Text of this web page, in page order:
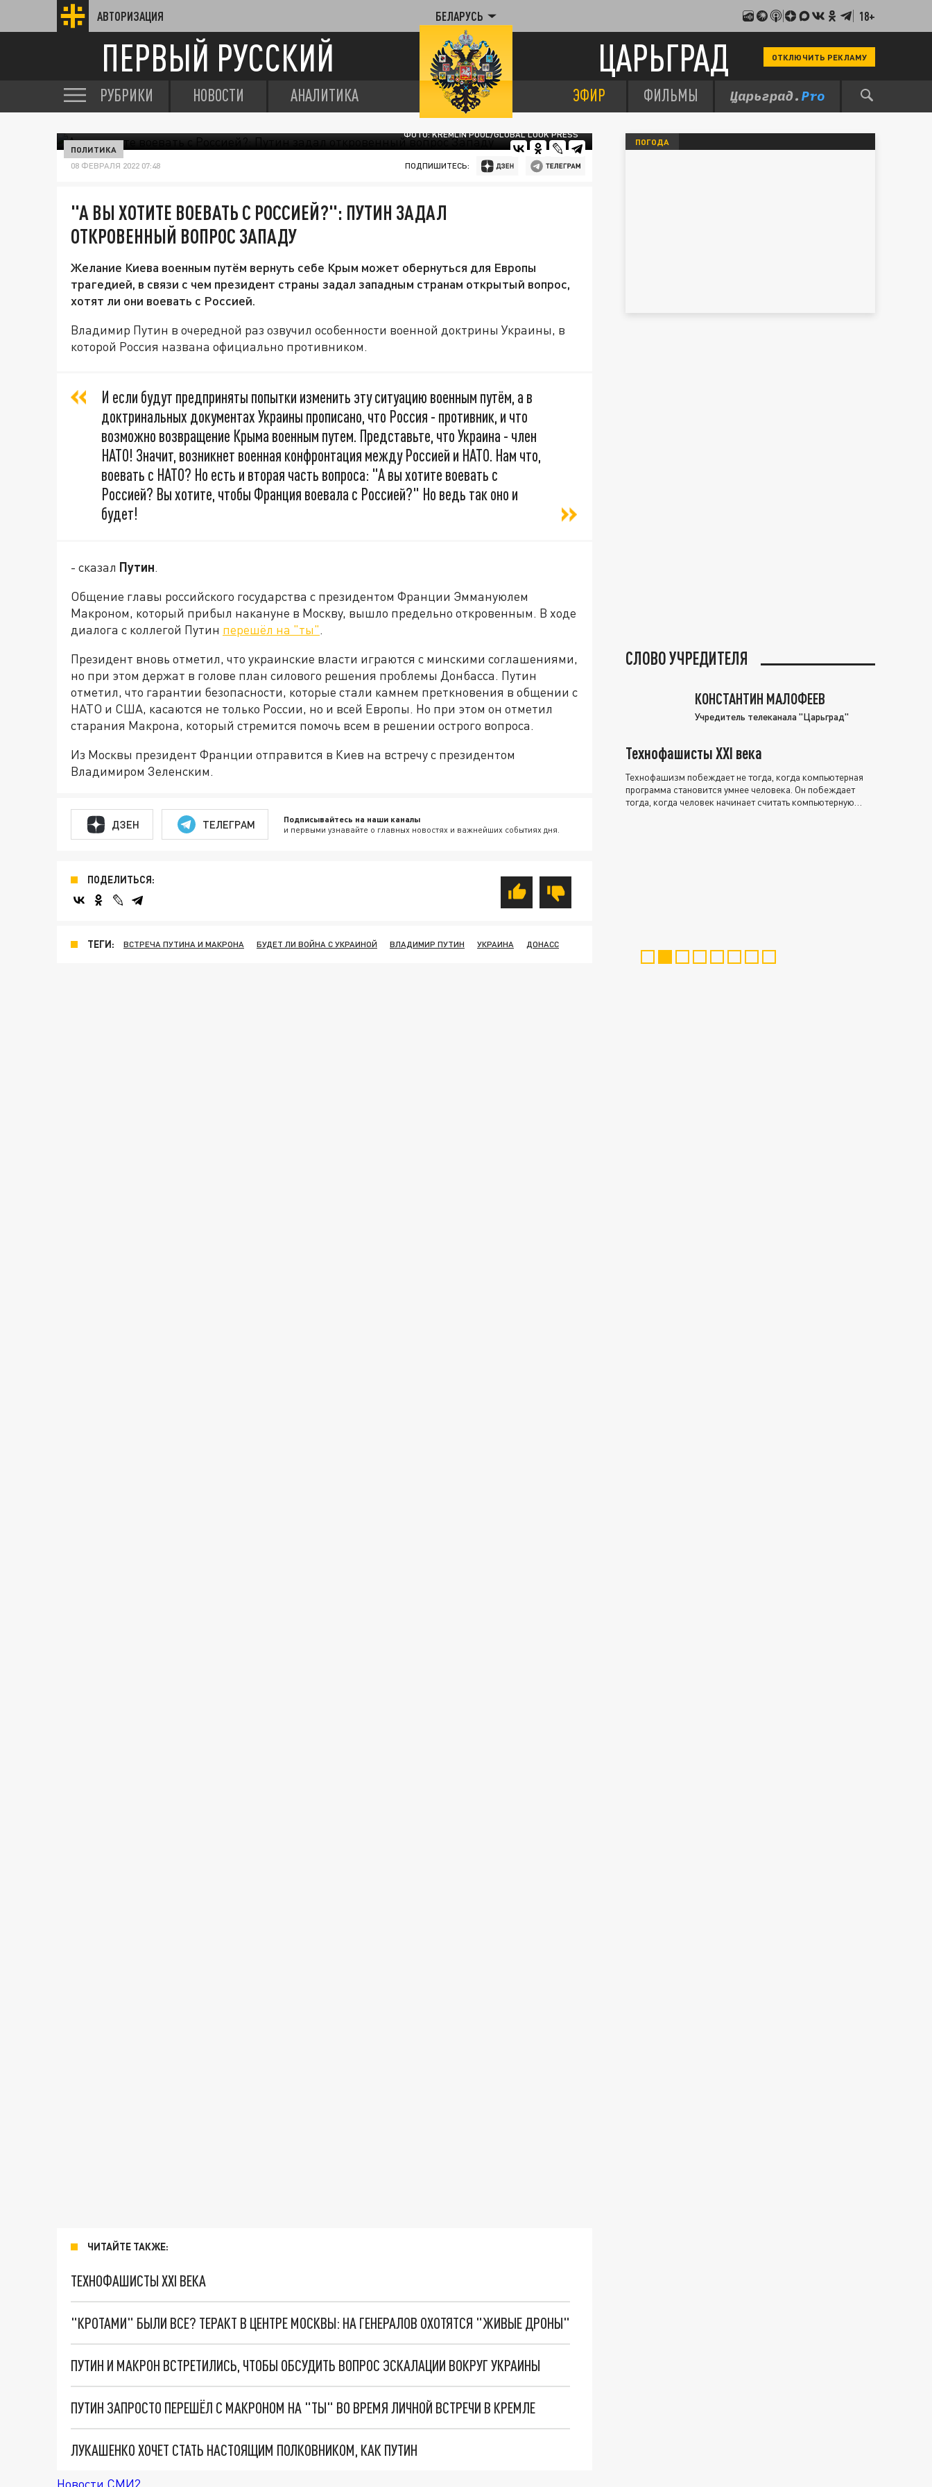
АВТОРИЗАЦИЯ БЕЛАРУСЬ 18+
ПЕРВЫЙ РУССКИЙ ЦАРЬГРАД ОТКЛЮЧИТЬ РЕКЛАМУ
РУБРИКИ НОВОСТИ АНАЛИТИКА ЭФИР ФИЛЬМЫ
ФОТО: KREMLIN POOL/GLOBAL LOOK PRESS
ПОЛИТИКА
08 ФЕВРАЛЯ 2022 07:48 ПОДПИШИТЕСЬ:
"А ВЫ ХОТИТЕ ВОЕВАТЬ С РОССИЕЙ?": ПУТИН ЗАДАЛ
ОТКРОВЕННЫЙ ВОПРОС ЗАПАДУ
Желание Киева военным путём вернуть себе Крым может обернуться для Европы
трагедией, в связи с чем президент страны задал западным странам открытый вопрос,
хотят ли они воевать с Россией.
Владимир Путин в очередной раз озвучил особенности военной доктрины Украины, в
которой Россия названа официально противником.
И если будут предприняты попытки изменить эту ситуацию военным путём, а в
доктринальных документах Украины прописано, что Россия - противник, и что
возможно возвращение Крыма военным путем. Представьте, что Украина - член
НАТО! Значит, возникнет военная конфронтация между Россией и НАТО. Нам что,
воевать с НАТО? Но есть и вторая часть вопроса: "А вы хотите воевать с
Россией? Вы хотите, чтобы Франция воевала с Россией?" Но ведь так оно и
будет!
- сказал Путин.
Общение главы российского государства с президентом Франции Эммануюлем
Макроном, который прибыл накануне в Москву, вышло предельно откровенным. В ходе
диалога с коллегой Путин перешёл на "ты".
Президент вновь отметил, что украинские власти играются с минскими соглашениями,
но при этом держат в голове план силового решения проблемы Донбасса. Путин
отметил, что гарантии безопасности, которые стали камнем преткновения в общении с
НАТО и США, касаются не только России, но и всей Европы. Но при этом он отметил
старания Макрона, который стремится помочь всем в решении острого вопроса.
Из Москвы президент Франции отправится в Киев на встречу с президентом
Владимиром Зеленским.
ДЗЕН ТЕЛЕГРАМ Подписывайтесь на наши каналы
и первыми узнавайте о главных новостях и важнейших событиях дня.
ПОДЕЛИТЬСЯ:
ТЕГИ: ВСТРЕЧА ПУТИНА И МАКРОНА БУДЕТ ЛИ ВОЙНА С УКРАИНОЙ ВЛАДИМИР ПУТИН УКРАИНА ДОНАСС
ЧИТАЙТЕ ТАКЖЕ:
ТЕХНОФАШИСТЫ XXI ВЕКА
"КРОТАМИ" БЫЛИ ВСЕ? ТЕРАКТ В ЦЕНТРЕ МОСКВЫ: НА ГЕНЕРАЛОВ ОХОТЯТСЯ "ЖИВЫЕ ДРОНЫ"
ПУТИН И МАКРОН ВСТРЕТИЛИСЬ, ЧТОБЫ ОБСУДИТЬ ВОПРОС ЭСКАЛАЦИИ ВОКРУГ УКРАИНЫ
ПУТИН ЗАПРОСТО ПЕРЕШЁЛ С МАКРОНОМ НА "ТЫ" ВО ВРЕМЯ ЛИЧНОЙ ВСТРЕЧИ В КРЕМЛЕ
ЛУКАШЕНКО ХОЧЕТ СТАТЬ НАСТОЯЩИМ ПОЛКОВНИКОМ, КАК ПУТИН
Новости СМИ2
ПОГОДА
СЛОВО УЧРЕДИТЕЛЯ
КОНСТАНТИН МАЛОФЕЕВ
Учредитель телеканала "Царьград"
Технофашисты XXI века
Технофашизм побеждает не тогда, когда компьютерная
программа становится умнее человека. Он побеждает
тогда, когда человек начинает считать компьютерную